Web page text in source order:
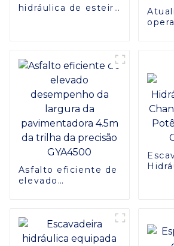
hidráulica de esteira
Asfalto eficiente de
elevado
pavimentadora 4.5m
da trilha da precisão
GYA4500